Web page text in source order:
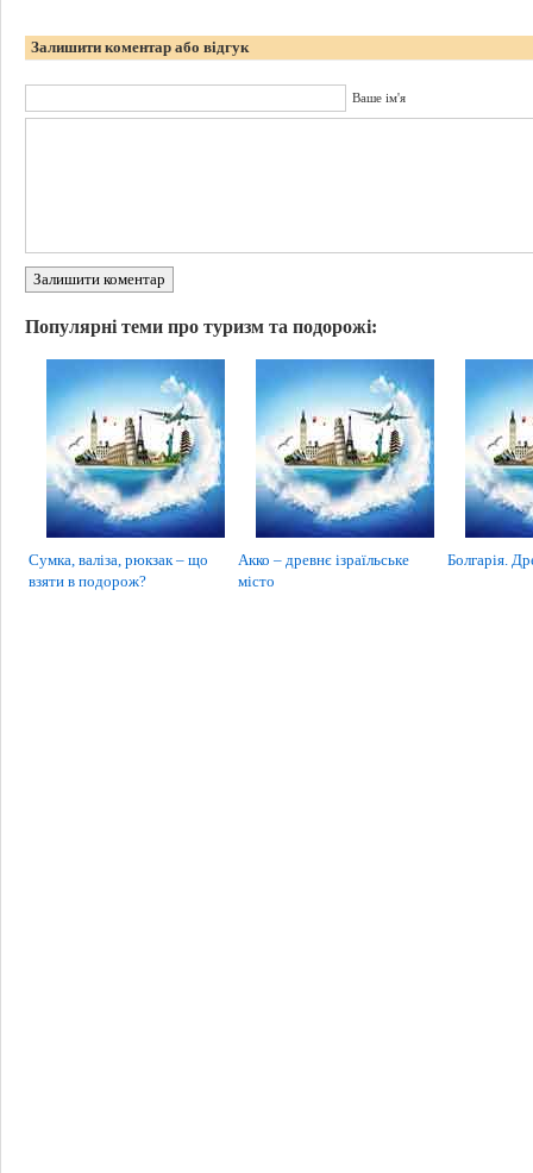
Залишити коментар або відгук
Ваше ім'я
Залишити коментар
Популярні теми про туризм та подорожі:
Сумка, валіза, рюкзак – що
взяти в подорож?
Акко – древнє ізраїльське
місто
Болгарія.